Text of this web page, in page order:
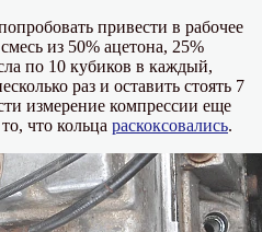
привести в рабочее
из 50% ацетона, 25%
по 10 кубиков в каждый,
раз и оставить стоять 7
измерение компрессии еще
что кольца раскоксовались.